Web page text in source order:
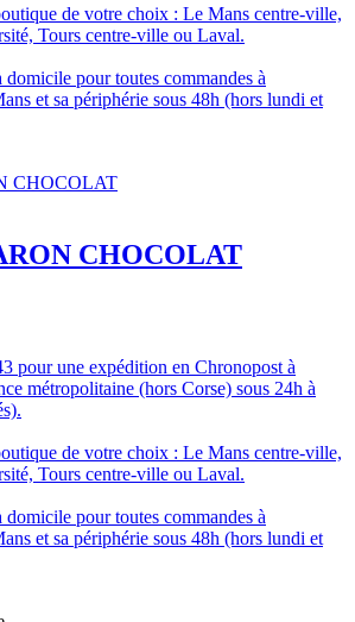
de votre choix : Le Mans centre-ville,
Tours centre-ville ou Laval.
pour toutes commandes à
et sa périphérie sous 48h (hors lundi et
CHOCOLAT
pour une expédition en Chronopost à
métropolitaine (hors Corse) sous 24h à
de votre choix : Le Mans centre-ville,
Tours centre-ville ou Laval.
pour toutes commandes à
et sa périphérie sous 48h (hors lundi et